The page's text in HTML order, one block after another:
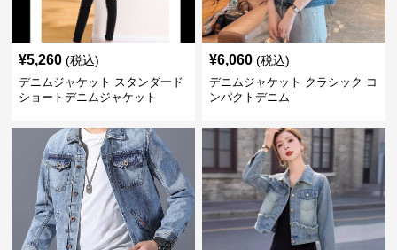
¥5,260 (税込)
デニムジャケット スタンダード
ショートデニムジャケット
¥6,060 (税込)
デニムジャケット クラシック コ
ンパクトデニム